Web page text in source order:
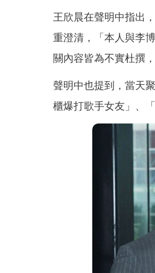
王欣晨在聲明中指出
重澄清，「本人與李
關內容皆為不實杜撰
聲明中也提到，當天
櫃爆打歌手女友」、